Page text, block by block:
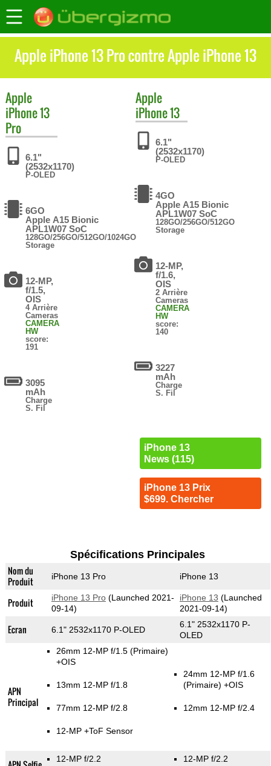
Apple iPhone 13 Pro contre Apple iPhone 13
Apple
iPhone 13
Pro
6.1"
(2532x1170)
P-OLED
6GO
Apple A15 Bionic
APL1W07 SoC
128GO/256GO/512GO/1024GO
Storage
12-MP,
f/1.5,
OIS
4 Arrière
Cameras
CAMERA
HW
score:
191
3095
mAh
Charge
S. Fil
Apple
iPhone 13
6.1"
(2532x1170)
P-OLED
4GO
Apple A15 Bionic
APL1W07 SoC
128GO/256GO/512GO
Storage
12-MP,
f/1.6,
OIS
2 Arrière
Cameras
CAMERA
HW
score:
140
3227
mAh
Charge
S. Fil
iPhone 13
News (115)
iPhone 13 Prix
$699. Chercher
Spécifications Principales
Nom du
Produit
iPhone 13 Pro iPhone 13
Produit iPhone 13 Pro(Launched 2021-
09-14)
iPhone 13 (Launched
2021-09-14)
Ecran 6.1" 2532x1170 P-OLED
6.1" 2532x1170 P-
OLED
APN
Principal
26mm 12-MP f/1.5(Primaire)
+OIS
13mm 12-MP f/1.8
77mm 12-MP f/2.8
12-MP+ToF Sensor
24mm 12-MP f/1.6
(Primaire) +OIS
12mm 12-MP f/2.4
12-MP f/2.2 12-MP f/2.2